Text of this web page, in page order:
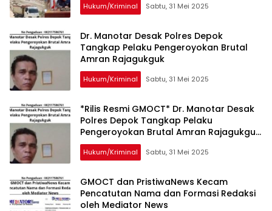
Hukum/Kriminal Sabtu, 31 Mei 2025
Dr. Manotar Desak Polres Depok
Tangkap Pelaku Pengeroyokan Brutal
Amran Rajagukguk
Hukum/Kriminal Sabtu, 31 Mei 2025
*Rilis Resmi GMOCT* Dr. Manotar Desak
Polres Depok Tangkap Pelaku
Pengeroyokan Brutal Amran Rajagukguk
Depok (GMOCT) – Kasus pengeroyokan
brutal terhadap Amran Rajagukguk
kembali menjadi sorotan. Dr. Manotar
Tampubolon, penasihat hukum korban,
mendesak Polres Depok untuk segera
Hukum/Kriminal Sabtu, 31 Mei 2025
GMOCT dan PristiwaNews Kecam
Pencatutan Nama dan Formasi Redaksi
oleh Mediator News